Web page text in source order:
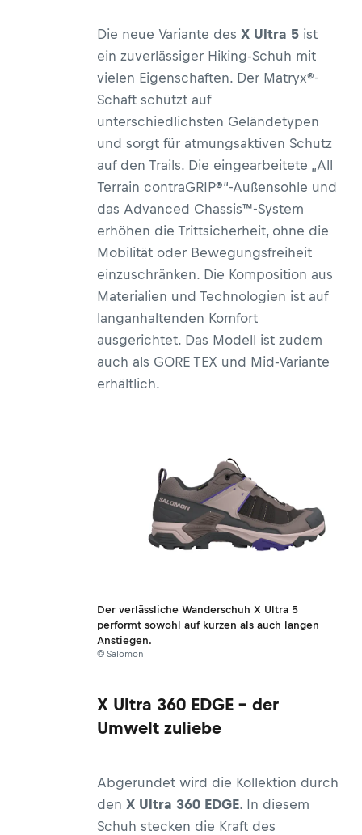
Die neue Variante des X Ultra 5 ist
ein zuverlässiger Hiking-Schuh mit
vielen Eigenschaften. Der Matryx®-
Schaft schützt auf
unterschiedlichsten Geländetypen
und sorgt für atmungsaktiven Schutz
auf den Trails. Die eingearbeitete „All
Terrain contraGRIP®“-Außensohle und
das Advanced Chassis™-System
erhöhen die Trittsicherheit, ohne die
Mobilität oder Bewegungsfreiheit
einzuschränken. Die Komposition aus
Materialien und Technologien ist auf
langanhaltenden Komfort
ausgerichtet. Das Modell ist zudem
auch als GORE TEX und Mid-Variante
erhältlich.
Der verlässliche Wanderschuh X Ultra 5
performt sowohl auf kurzen als auch langen
Anstiegen.
© Salomon
X Ultra 360 EDGE – der
Umwelt zuliebe
Abgerundet wird die Kollektion durch
den X Ultra 360 EDGE. In diesem
Schuh stecken die Kraft des